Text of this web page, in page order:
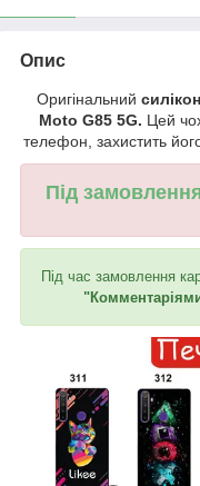
Опис
Оригінальний
Moto G85 5G. Цей
телефон, захистить
Під
Під час замовлення